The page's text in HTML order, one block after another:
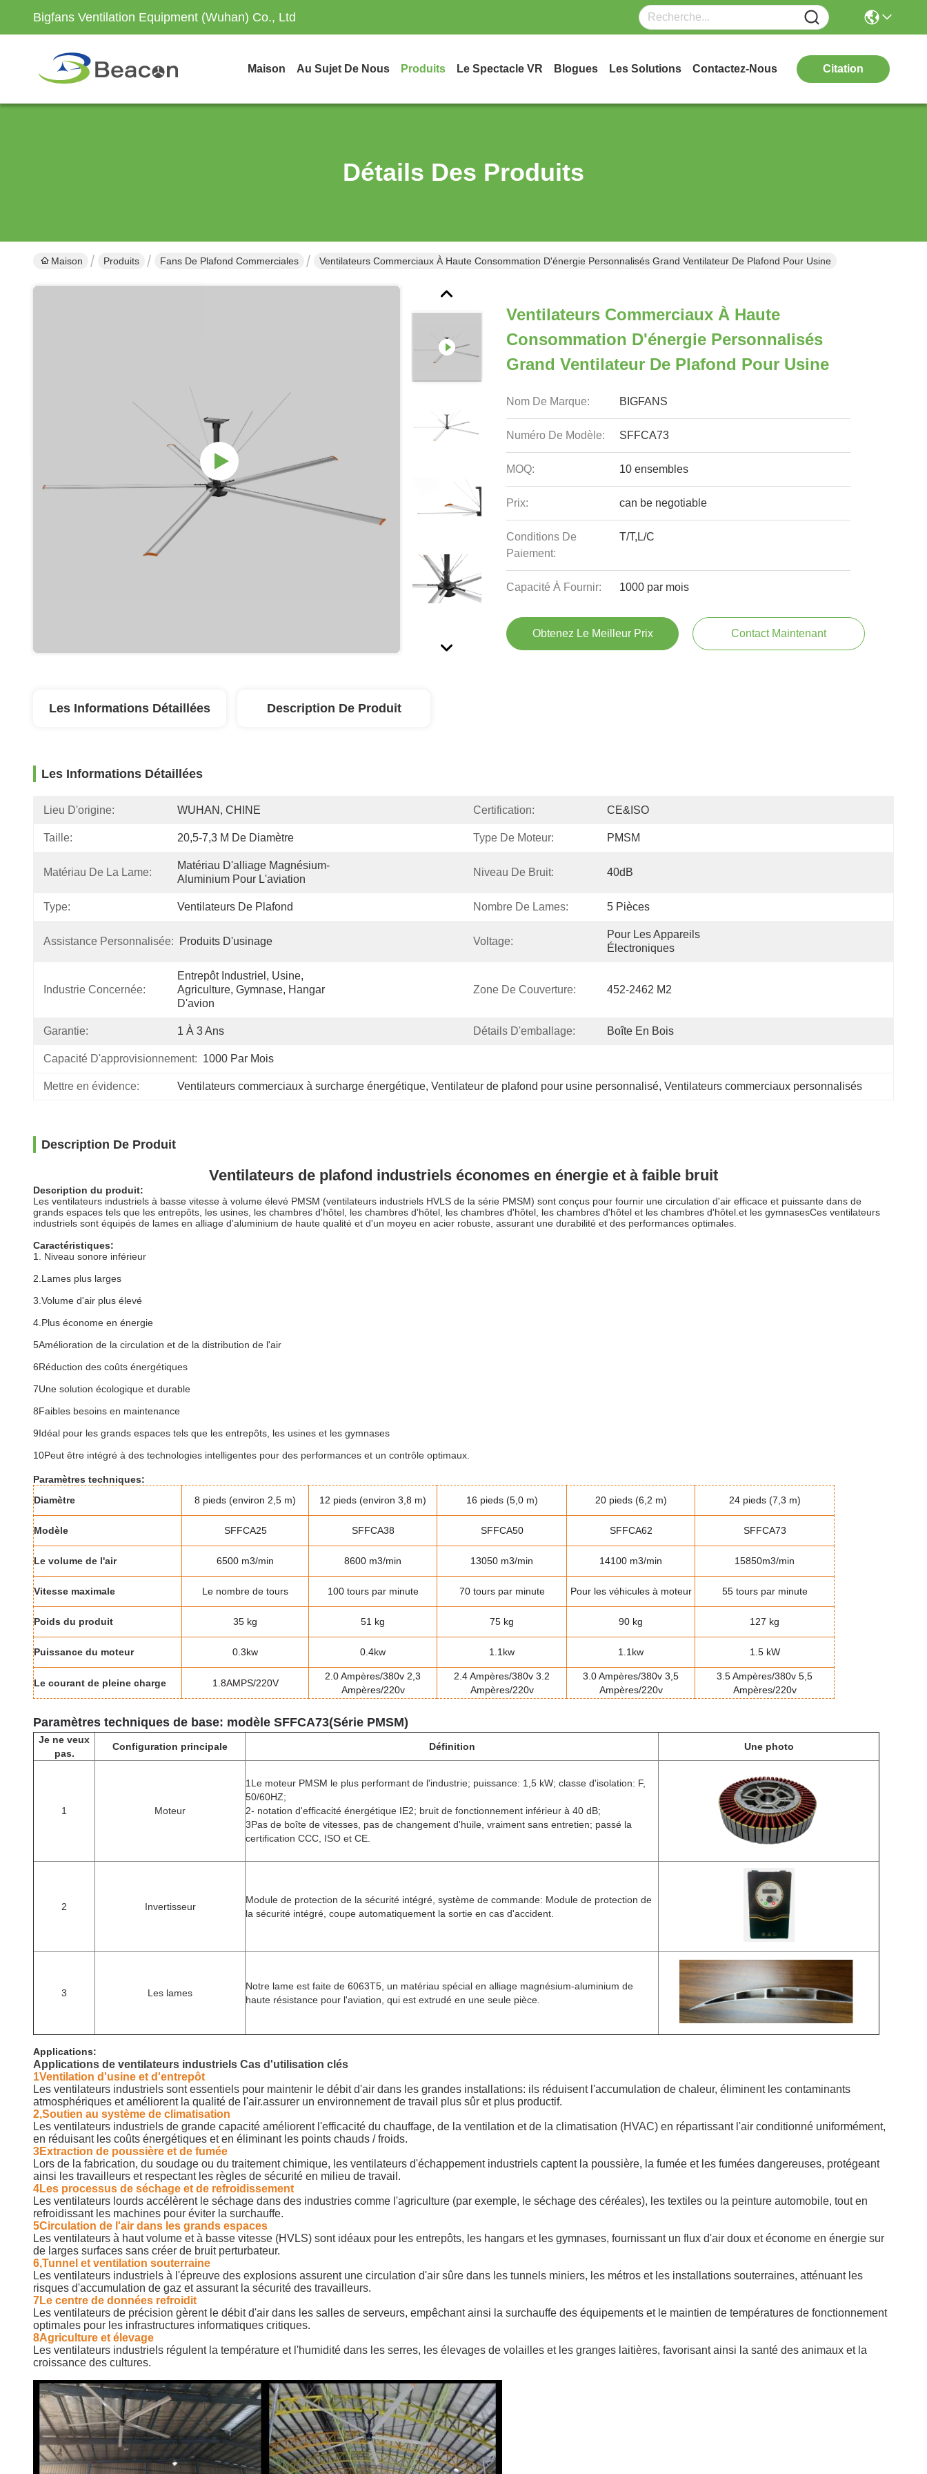
Bigfans Ventilation Equipment (Wuhan) Co., Ltd
Maison Au Sujet De Nous Produits Le Spectacle VR Blogues Les Solutions Contactez-Nous Citation
Détails Des Produits
Maison Produits Fans De Plafond Commerciales Ventilateurs Commerciaux À Haute Consommation D'énergie Personnalisés Grand Ventilateur De Plafond Pour Usine
Ventilateurs Commerciaux À Haute
Consommation D'énergie Personnalisés
Grand Ventilateur De Plafond Pour Usine
Nom De Marque: BIGFANS
Numéro De Modèle: SFFCA73
MOQ: 10 ensembles
Prix: can be negotiable
Conditions De
Paiement:
T/T,L/C
Capacité À Fournir: 1000 par mois
Obtenez Le Meilleur Prix Contact Maintenant
Les Informations Détaillées Description De Produit
Les Informations Détaillées
Lieu D'origine: WUHAN, CHINE Certification: CE&ISO
Taille: 20,5-7,3 M De Diamètre Type De Moteur: PMSM
Matériau De La Lame:
Matériau D'alliage Magnésium-
Aluminium Pour L'aviation
Niveau De Bruit: 40dB
Type: Ventilateurs De Plafond Nombre De Lames: 5 Pièces
Assistance Personnalisée: Produits D'usinage Voltage:
Pour Les Appareils
Électroniques
Industrie Concernée:
Entrepôt Industriel, Usine,
Agriculture, Gymnase, Hangar
D'avion
Zone De Couverture: 452-2462 M2
Garantie: 1 À 3 Ans Détails D'emballage: Boîte En Bois
Capacité D'approvisionnement: 1000 Par Mois
Mettre en évidence: Ventilateurs commerciaux à surcharge énergétique, Ventilateur de plafond pour usine personnalisé, Ventilateurs commerciaux personnalisés
Description De Produit
Ventilateurs de plafond industriels économes en énergie et à faible bruit
Description du produit:
Les ventilateurs industriels à basse vitesse à volume élevé PMSM (ventilateurs industriels HVLS de la série PMSM) sont conçus pour fournir une circulation d'air efficace et puissante dans de
grands espaces tels que les entrepôts, les usines, les chambres d'hôtel, les chambres d'hôtel, les chambres d'hôtel, les chambres d'hôtel et les chambres d'hôtel.et les gymnasesCes ventilateurs
industriels sont équipés de lames en alliage d'aluminium de haute qualité et d'un moyeu en acier robuste, assurant une durabilité et des performances optimales.
Caractéristiques:
1. Niveau sonore inférieur
2. Lames plus larges
3. Volume d'air plus élevé
4. Plus économe en énergie
5Amélioration de la circulation et de la distribution de l'air
6Réduction des coûts énergétiques
7Une solution écologique et durable
8Faibles besoins en maintenance
9Idéal pour les grands espaces tels que les entrepôts, les usines et les gymnases
10Peut être intégré à des technologies intelligentes pour des performances et un contrôle optimaux.
Paramètres techniques:
Diamètre
8 pieds (environ 2,5 m) 12 pieds (environ 3,8 m) 16 pieds (5,0 m) 20 pieds (6,2 m) 24 pieds (7,3 m)
Modèle SFFCA25 SFFCA38 SFFCA50 SFFCA62 SFFCA73
Le volume de l'air 6500 m3/min 8600 m3/min 13050 m3/min 14100 m3/min 15850m3/min
Vitesse maximale Le nombre de tours 100 tours par minute 70 tours par minute Pour les véhicules à moteur 55 tours par minute
Poids du produit 35 kg 51 kg 75 kg 90 kg 127 kg
Puissance du moteur 0.3kw 0.4kw 1.1kw 1.1kw 1.5 kW
Le courant de pleine charge 1.8AMPS/220V
2.0 Ampères/380v 2,3
Ampères/220v
2.4 Ampères/380v 3.2
Ampères/220v
3.0 Ampères/380v 3,5
Ampères/220v
3.5 Ampères/380v 5,5
Ampères/220v
Paramètres techniques de base: modèle SFFCA73(Série PMSM)
Je ne veux
pas.
Configuration principale Définition Une photo
1 Moteur
1Le moteur PMSM le plus performant de l'industrie; puissance: 1,5 kW; classe d'isolation: F,
50/60HZ;
2- notation d'efficacité énergétique IE2; bruit de fonctionnement inférieur à 40 dB;
3Pas de boîte de vitesses, pas de changement d'huile, vraiment sans entretien; passé la
certification CCC, ISO et CE.
2 Invertisseur
Module de protection de la sécurité intégré, système de commande: Module de protection de
la sécurité intégré, coupe automatiquement la sortie en cas d'accident.
3 Les lames
Notre lame est faite de 6063T5, un matériau spécial en alliage magnésium-aluminium de
haute résistance pour l'aviation, qui est extrudé en une seule pièce.
Applications:
Applications de ventilateurs industriels Cas d'utilisation clés
1Ventilation d'usine et d'entrepôt
Les ventilateurs industriels sont essentiels pour maintenir le débit d'air dans les grandes installations: ils réduisent l'accumulation de chaleur, éliminent les contaminants
atmosphériques et améliorent la qualité de l'air.assurer un environnement de travail plus sûr et plus productif.
2,Soutien au système de climatisation
Les ventilateurs industriels de grande capacité améliorent l'efficacité du chauffage, de la ventilation et de la climatisation (HVAC) en répartissant l'air conditionné uniformément,
en réduisant les coûts énergétiques et en éliminant les points chauds / froids.
3Extraction de poussière et de fumée
Lors de la fabrication, du soudage ou du traitement chimique, les ventilateurs d'échappement industriels captent la poussière, la fumée et les fumées dangereuses, protégeant
ainsi les travailleurs et respectant les règles de sécurité en milieu de travail.
4Les processus de séchage et de refroidissement
Les ventilateurs lourds accélèrent le séchage dans des industries comme l'agriculture (par exemple, le séchage des céréales), les textiles ou la peinture automobile, tout en
refroidissant les machines pour éviter la surchauffe.
5Circulation de l'air dans les grands espaces
Les ventilateurs à haut volume et à basse vitesse (HVLS) sont idéaux pour les entrepôts, les hangars et les gymnases, fournissant un flux d'air doux et économe en énergie sur
de larges surfaces sans créer de bruit perturbateur.
6,Tunnel et ventilation souterraine
Les ventilateurs industriels à l'épreuve des explosions assurent une circulation d'air sûre dans les tunnels miniers, les métros et les installations souterraines, atténuant les
risques d'accumulation de gaz et assurant la sécurité des travailleurs.
7Le centre de données refroidit
Les ventilateurs de précision gèrent le débit d'air dans les salles de serveurs, empêchant ainsi la surchauffe des équipements et le maintien de températures de fonctionnement
optimales pour les infrastructures informatiques critiques.
8Agriculture et élevage
Les ventilateurs industriels régulent la température et l'humidité dans les serres, les élevages de volailles et les granges laitières, favorisant ainsi la santé des animaux et la
croissance des cultures.